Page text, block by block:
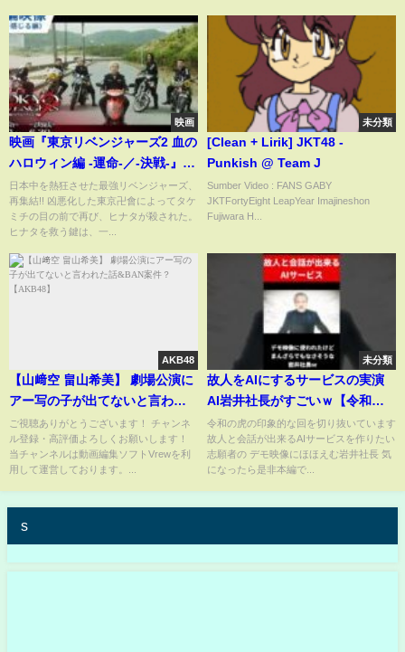
映画
映画『東京リベンジャーズ2 血の
ハロウィン編 -運命-／-決戦-』本
編映像（風を感じる編） 2023年
4月21日(金)／6月30日(金)前後編
2部作公開
日本中を熱狂させた最強リベンジャーズ、
再集結!! 凶悪化した東京卍會によってタケ
ミチの目の前で再び、ヒナタが殺された。
ヒナタを救う鍵は、一...
未分類
[Clean + Lirik] JKT48 -
Punkish @ Team J
Sumber Video : FANS GABY
JKTFortyEight LeapYear Imajineshon
Fujiwara H...
AKB48
【山﨑空 畠山希美】 劇場公演に
アー写の子が出てないと言われ
た話&BAN案件？ 【AKB48】
ご視聴ありがとうございます！ チャンネ
ル登録・高評価よろしくお願いします！
当チャンネルは動画編集ソフトVrewを利
用して運営しております。...
未分類
故人をAIにするサービスの実演
AI岩井社長がすごいｗ【令和の
虎 切り抜き】#令和の虎
#tigerfunding #shorts #岩井社
長
令和の虎の印象的な回を切り抜いています
故人と会話が出来るAIサービスを作りたい
志願者の デモ映像にほほえむ岩井社長 気
になったら是非本編で...
s